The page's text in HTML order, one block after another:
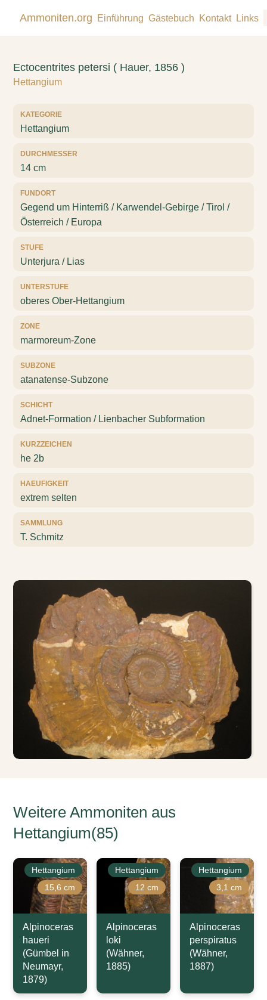
Ammoniten.org Einführung Gästebuch Kontakt Links
Ectocentrites petersi ( Hauer, 1856 )
Hettangium
KATEGORIE
Hettangium
DURCHMESSER
14 cm
FUNDORT
Gegend um Hinterriß / Karwendel-Gebirge / Tirol /
Österreich / Europa
STUFE
Unterjura / Lias
UNTERSTUFE
oberes Ober-Hettangium
ZONE
marmoreum-Zone
SUBZONE
atanatense-Subzone
SCHICHT
Adnet-Formation / Lienbacher Subformation
KURZZEICHEN
he 2b
HAEUFIGKEIT
extrem selten
SAMMLUNG
T. Schmitz
Weitere Ammoniten aus
Hettangium(85)
Hettangium
15,6 cm
Alpinoceras
haueri
(Gümbel in
Neumayr,
1879)
Hettangium
12 cm
Alpinoceras
loki
(Wähner,
1885)
Hettangium
3,1 cm
Alpinoceras
perspiratus
(Wähner,
1887)